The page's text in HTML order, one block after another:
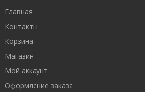
Главная
Контакты
Корзина
Магазин
Мой аккаунт
Оформление заказа